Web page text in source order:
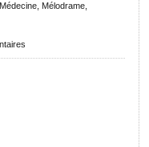
Mélodrame,